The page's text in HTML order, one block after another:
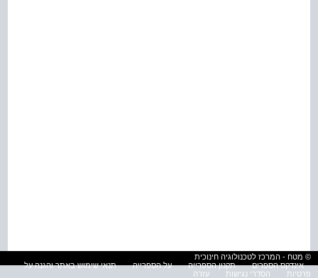
© מטח - המרכז לטכנולוגיה חינוכית
אינדקס הספרים
תקנון הספרייה על הספרייה
תנאי שימוש באתר והגנה על
פרטיות
הסדרי נגישות עזרה